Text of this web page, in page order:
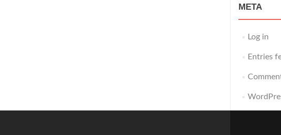
META
Log in
Entries